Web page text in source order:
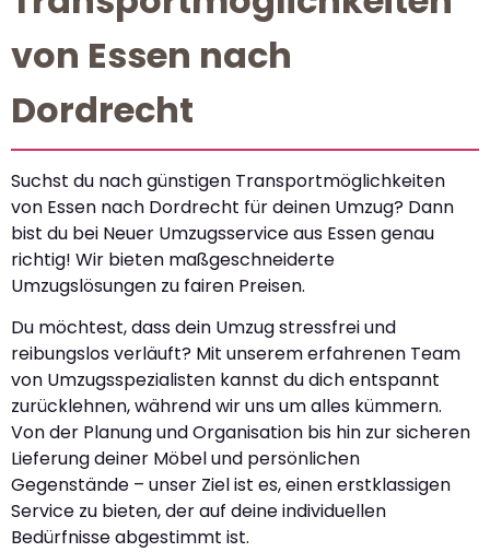
von Essen nach
Dordrecht
Suchst du nach günstigen Transportmöglichkeiten
von Essen nach Dordrecht für deinen Umzug? Dann
bist du bei Neuer Umzugsservice aus Essen genau
richtig! Wir bieten maßgeschneiderte
Umzugslösungen zu fairen Preisen.
Du möchtest, dass dein Umzug stressfrei und
reibungslos verläuft? Mit unserem erfahrenen Team
von Umzugsspezialisten kannst du dich entspannt
zurücklehnen, während wir uns um alles kümmern.
Von der Planung und Organisation bis hin zur sicheren
Lieferung deiner Möbel und persönlichen
Gegenstände – unser Ziel ist es, einen erstklassigen
Service zu bieten, der auf deine individuellen
Bedürfnisse abgestimmt ist.